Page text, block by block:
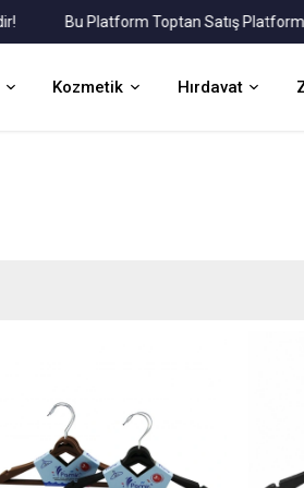
Bu Platform Toptan Satış Platformudur.
Kozmetik Hırdavat